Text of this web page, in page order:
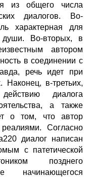
из общего числа
диалогов. Во-
характерная для
Во-вторых, в
автором
в соединении с
речь идет при
в-третьих,
диалога
а также
о том, что автор
Согласно
диалог написан
с патетической
позднего
начинающегося